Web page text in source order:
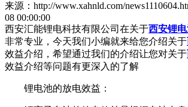
来源：http://www.xahnld.com/
08 00:00:00
西安汇能锂电科技有限公司在关于西安锂
非常专业，今天我们小编就来给您介绍关于
效益介绍，希望通过我们的介绍让您对关于
效益介绍等问题有更深入的了解
锂电池的放电效益：